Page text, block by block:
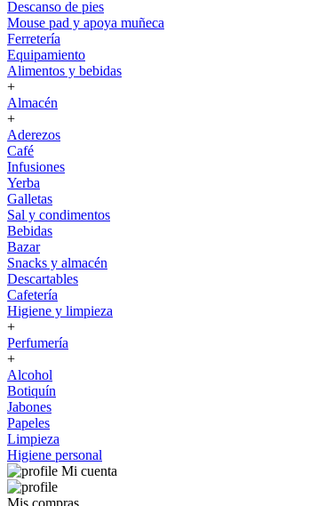
Descanso de pies
Mouse pad y apoya muñeca
Ferretería
Equipamiento
Alimentos y bebidas
+
Almacén
+
Aderezos
Café
Infusiones
Yerba
Galletas
Sal y condimentos
Bebidas
Bazar
Snacks y almacén
Descartables
Cafetería
Higiene y limpieza
+
Perfumería
+
Alcohol
Botiquín
Jabones
Papeles
Limpieza
Higiene personal
Mi cuenta
Mis compras